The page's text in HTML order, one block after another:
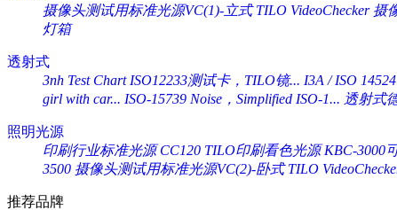
摄像头测试用标准光源VC(1)-立式 TILO VideoChecker 摄
灯箱
透射式
3nh Test Chart ISO12233测试卡，TILO镜... I3A / ISO
girl with car... ISO-15739 Noise，Simplified ISO-1... 透射式
照明光源
印刷行业标准光源 CC120 TILO印刷看色光源 KBC-3000
3500 摄像头测试用标准光源VC(2)-卧式 TILO
推荐品牌